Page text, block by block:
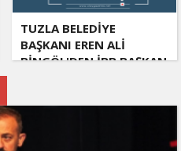
TUZLA BELEDİYE
BAŞKANI EREN ALİ
BİNGÖL'DEN İBB BAŞKAN